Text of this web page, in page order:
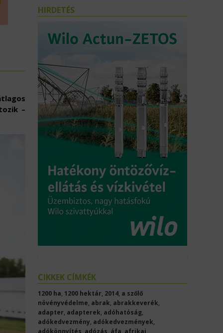
–
HIRDETÉS
CIKKEK CÍMKÉK
1200 ha, 1200 hektár, 2014, a szőlő
növényvédelme, abrak, abrakkeverék,
adapter, adapterek, adóhatóság,
adókedvezmény, adókedvezmények,
adókönnyítés, adózás, áfa, afrikai